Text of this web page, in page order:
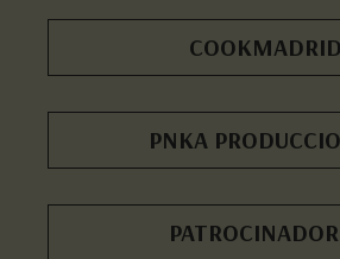
COOKMADRID
PNKA